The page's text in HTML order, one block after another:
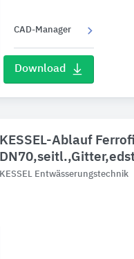
CAD-Manager
Download
KESSEL-Ablauf
KESSEL Entwässerungstechnik